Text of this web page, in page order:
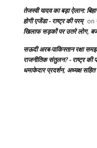
तेजस्वी यादव का बड़ा ऐलान:
होगी एजेंडा - राष्ट्र की परम् on
खिलाफ सड़कों पर उतरे लोग,
सऊदी अरब-पाकिस्तान रक्षा
राजनीतिक संतुलन? - राष्ट्र की
धमाकेदार प्रदर्शन, अध्यक्ष सहित